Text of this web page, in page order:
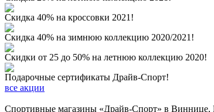
Скидка 40% на кроссовки 2021!
Скидка 40% на зимнюю коллекцию 2020/2021!
Скидки от 25 до 50% на летнюю коллекцию 2020!
Подарочные сертификаты Драйв-Спорт!
все акции
Спортивные магазины «Драйв-Спорт» в Виннице,